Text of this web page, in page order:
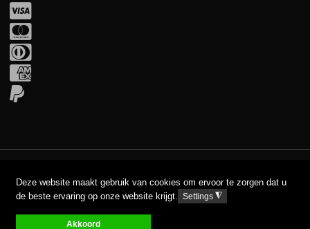
Deze website maakt gebruik van cookies om ervoor te zorgen dat u
de beste ervaring op onze website krijgt.
Settings◮
Akkoord
PayPal
DISCLAIMERPRIVACY GPDR